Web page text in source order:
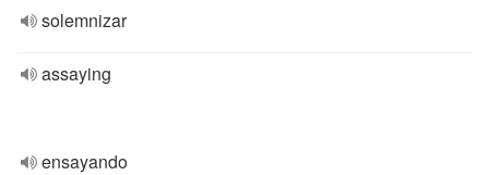
solemnizar
assaying
ensayando